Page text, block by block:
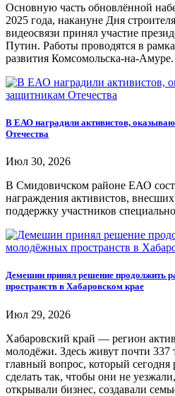
Основную часть обновлённой
2025 года, накануне Дня
видеосвязи принял участие
Путин. Работы проводятся в
развития Комсомольска-на-
В ЕАО наградили активистов,
Отечества
Июл 30, 2026
В Смидовичском районе ЕАО
награждения активистов,
поддержку участников
Демешин принял решение продолжить
пространств в Хабаровском крае
Июл 29, 2026
Хабаровский край — регион
молодёжи. Здесь живут почти
главный вопрос, который
сделать так, чтобы они не
открывали бизнес, создавали